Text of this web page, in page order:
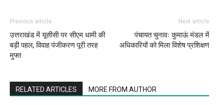
Previous article
उत्तराखंड में यूसीसी पर सीएम धामी की
बड़ी पहल, विवाह पंजीकरण पूरी तरह
मुफ्त
Next article
पंचायत चुनावः कुमाऊं मंडल में
अधिकारियों को मिला विशेष प्रशिक्षण
RELATED ARTICLES MORE FROM AUTHOR